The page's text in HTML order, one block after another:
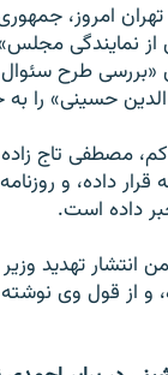
امروز،
نمايندگی
طرح سئوال
حسينی» را به
مصطفی تاج
داده، و
داده است.
انتشار تهديد